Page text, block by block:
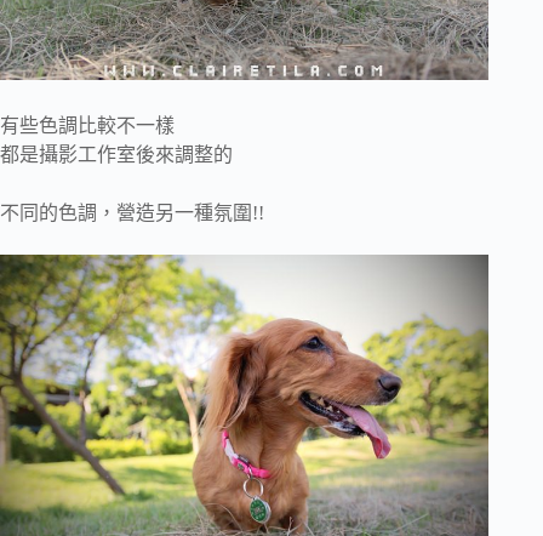
有些色調比較不一樣
都是攝影工作室後來調整的
不同的色調，營造另一種氛圍!!